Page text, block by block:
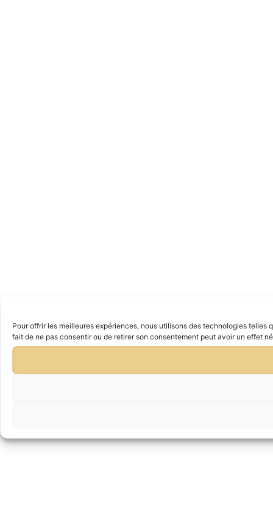
Pour offrir les meilleures expériences, nous utilisons des technologies
fait de ne pas consentir ou de retirer son consentement peut avoir un effet